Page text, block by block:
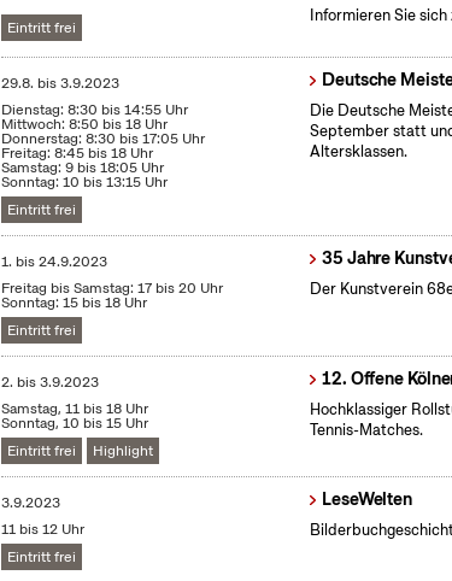
Eintritt frei
Informieren Sie
29.8. bis3.9.2023
Dienstag: 8:30 bis 14:55 Uhr
Mittwoch: 8:50 bis 18 Uhr
Donnerstag: 8:30 bis 17:05 Uhr
Freitag: 8:45 bis 18 Uhr
Samstag: 9 bis 18:05 Uhr
Sonntag: 10 bis 13:15 Uhr
Eintritt frei
Deutsche
Die Deutsche
September statt
Altersklassen.
1. bis24.9.2023
Freitag bis Samstag: 17 bis 20 Uhr
Sonntag: 15 bis 18 Uhr
Eintritt frei
35 Jahre
Der Kunstverein
2. bis3.9.2023
Samstag, 11 bis 18 Uhr
Sonntag, 10 bis 15 Uhr
Eintritt frei
Highlight
12. Offene
Hochklassiger
Tennis-Matches.
3.9.2023
11 bis 12 Uhr
Eintritt frei
LeseWelten